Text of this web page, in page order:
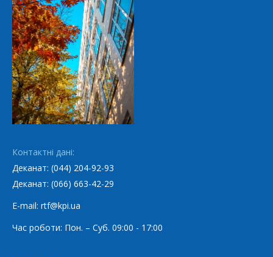
Контактні дані:
Деканат: (044) 204-92-93
Деканат: (066) 663-42-29
E-mail: rtf@kpi.ua
Час роботи: Пон. – Суб. 09:00 - 17:00